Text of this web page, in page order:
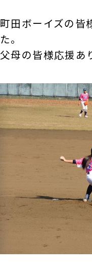
町田ボーイズの皆
た。
父母の皆様応援あ